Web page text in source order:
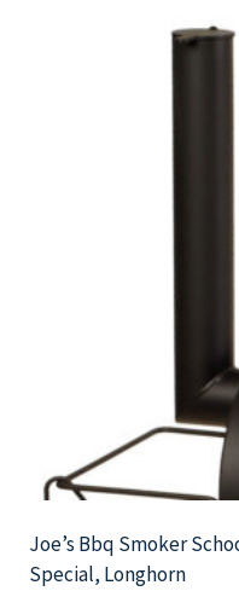
Joe’s Bbq Smoker
Special, Longhorn